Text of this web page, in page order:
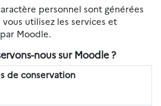
personnel sont générées
utilisez les services et
Moodle.
nous sur Moodle ?
de conservation